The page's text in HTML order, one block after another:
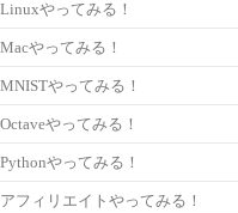
Linuxやってみる！
Macやってみる！
MNISTやってみる！
Octaveやってみる！
Pythonやってみる！
アフィリエイトやってみる！